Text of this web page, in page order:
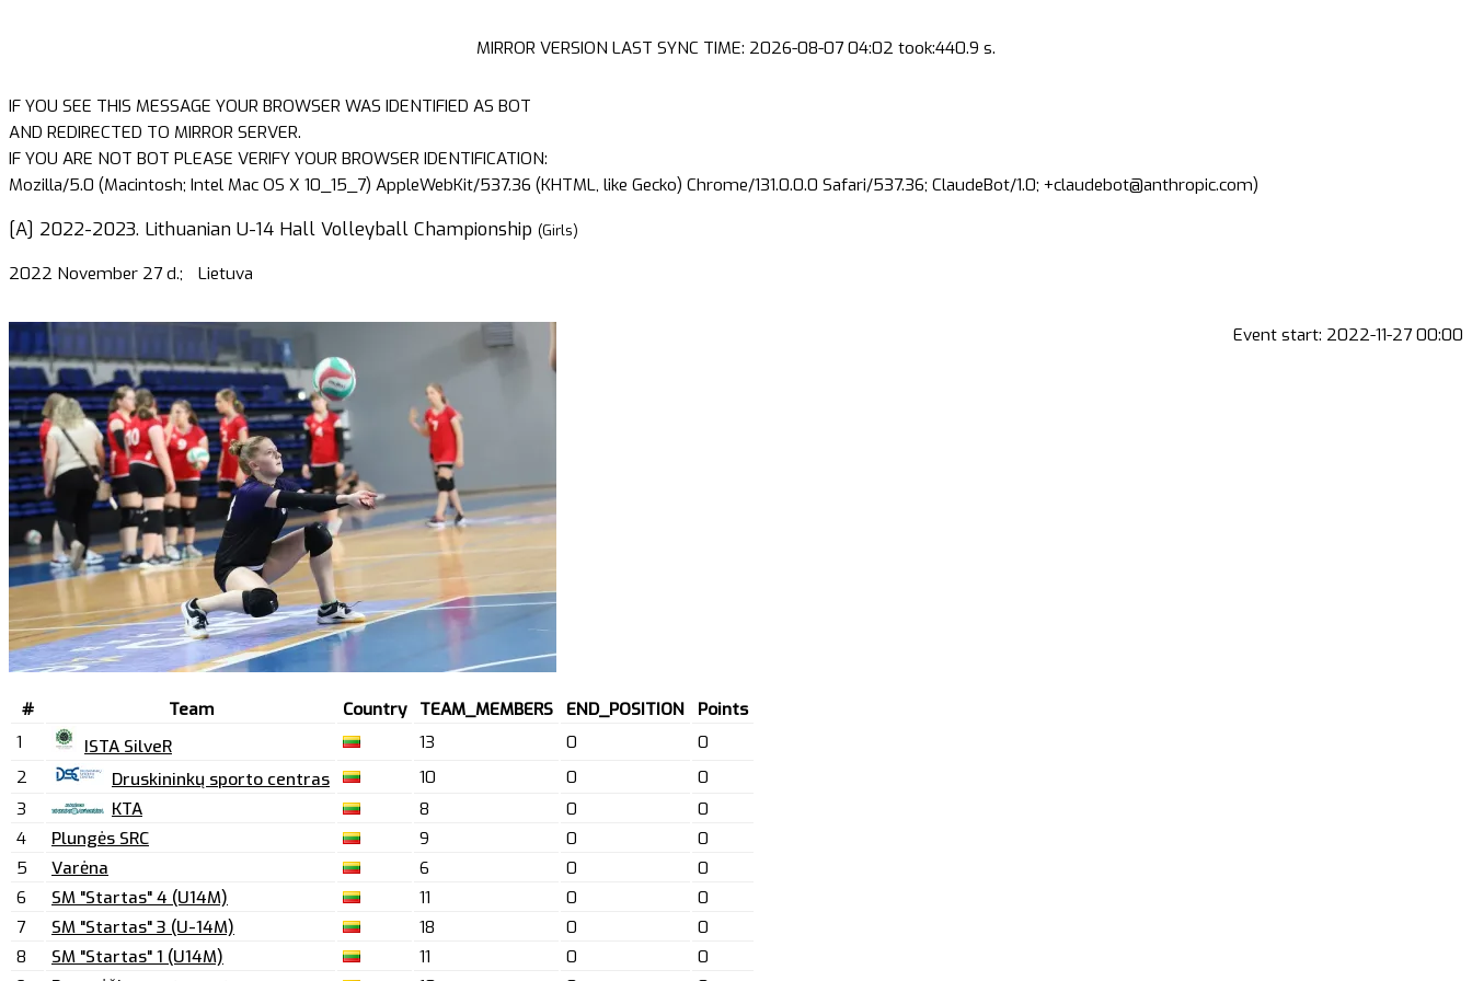
MIRROR VERSION LAST SYNC TIME: 2026-08-07 04:02 took:440.9 s.
IF YOU SEE THIS MESSAGE YOUR BROWSER WAS IDENTIFIED AS BOT
AND REDIRECTED TO MIRROR SERVER.
IF YOU ARE NOT BOT PLEASE VERIFY YOUR BROWSER IDENTIFICATION:
Mozilla/5.0 (Macintosh; Intel Mac OS X 10_15_7) AppleWebKit/537.36 (KHTML, like Gecko) Chrome/131.0.0.0 Safari/537.36; ClaudeBot/1.0; +claudebot@anthropic.com)
[A] 2022-2023. Lithuanian U-14 Hall Volleyball Championship (Girls)
2022 November 27 d.; Lietuva
Event start: 2022-11-27 00:00
# Team Country TEAM_MEMBERS END_POSITION
Points
1
ISTA SilveR 13 0
0
2
Druskininkų sporto centras 10 0
0
3
KTA 8 0
0
4
Plungės SRC 9 0
0
5
Varėna 6 0
0
6
SM "Startas" 4 (U14M) 11 0
0
7
SM "Startas" 3 (U-14M) 18 0
0
8
SM "Startas" 1 (U14M) 11 0
0